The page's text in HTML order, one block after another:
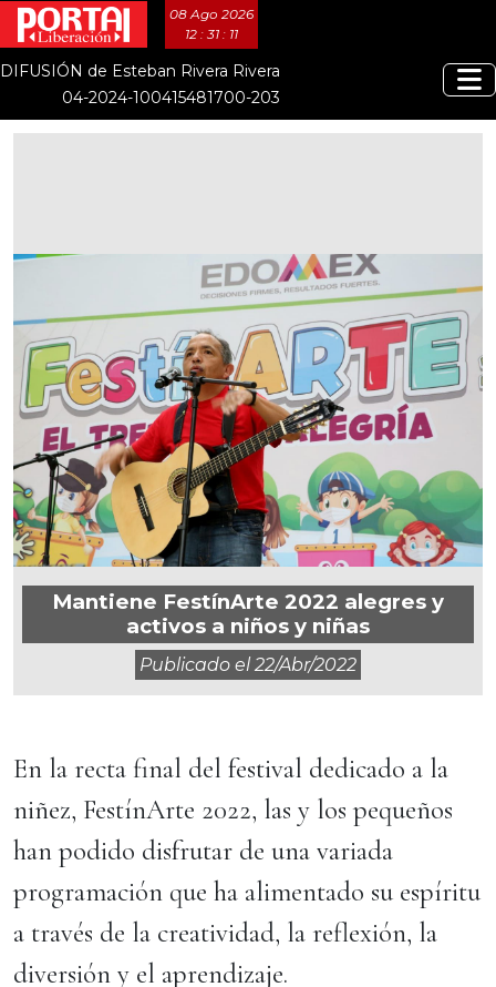
08 Ago 2026
12 : 31 : 11
DIFUSIÓN de Esteban Rivera Rivera
04-2024-100415481700-203
Mantiene FestínArte 2022 alegres y
activos a niños y niñas
Publicado el22/abr/2022
En la recta final del festival dedicado a la
niñez, FestínArte 2022, las y los pequeños
han podido disfrutar de una variada
programación que ha alimentado su espíritu
a través de la creatividad, la reflexión, la
diversión y el aprendizaje.